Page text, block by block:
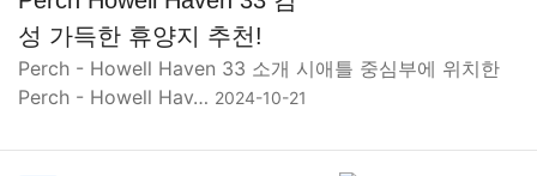
성 가득한 휴양지 추천!
Perch - Howell Haven 33 소개 시애틀 중심부에 위치한
Perch - Howell Hav… 2024-10-21